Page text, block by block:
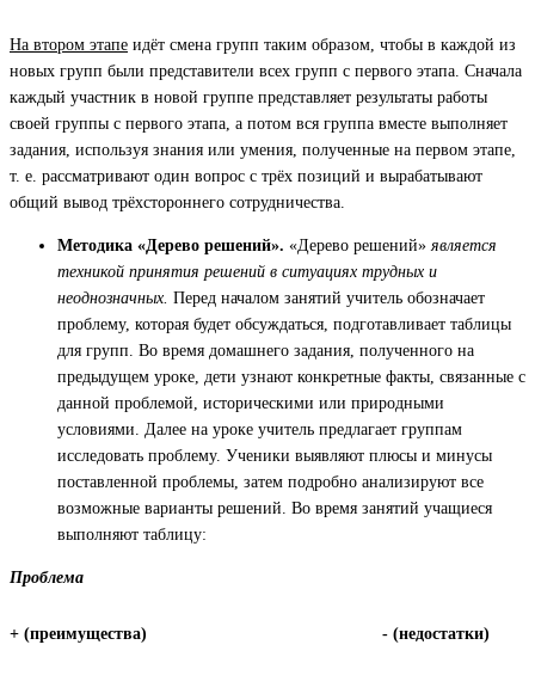
На втором этапе идёт смена групп таким образом, чтобы в каждой из
новых групп были представители всех групп с первого этапа. Сначала
каждый участник в новой группе представляет результаты работы
своей группы с первого этапа, а потом вся группа вместе выполняет
задания, используя знания или умения, полученные на первом этапе,
т. е. рассматривают один вопрос с трёх позиций и вырабатывают
общий вывод трёхстороннего сотрудничества.
Методика «Дерево решений». «Дерево решений»является
техникой принятия решений в ситуациях трудных и
неоднозначных. Перед началом занятий учитель обозначает
проблему, которая будет обсуждаться, подготавливает таблицы
для групп. Во время домашнего задания, полученного на
предыдущем уроке, дети узнают конкретные факты, связанные с
данной проблемой, историческими или природными
условиями. Далее на уроке учитель предлагает группам
исследовать проблему. Ученики выявляют плюсы и минусы
поставленной проблемы, затем подробно анализируют все
возможные варианты решений. Во время занятий учащиеся
выполняют таблицу:
Проблема
+ (преимущества) - (недостатки)